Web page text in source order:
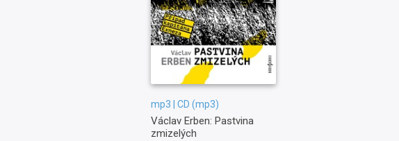
mp3 | CD (mp3)
Václav Erben: Pastvina
zmizelých